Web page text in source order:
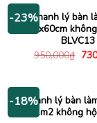
-23%Thanh lý bàn
1m2x60cm
BLVC13
950,000₫ Giá
-18%Thanh lý bàn
1m2 không